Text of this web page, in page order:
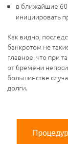
в ближайшие
инициировать
Как видно,
банкротом не
главное, что при
от бремени
большинстве
долги.